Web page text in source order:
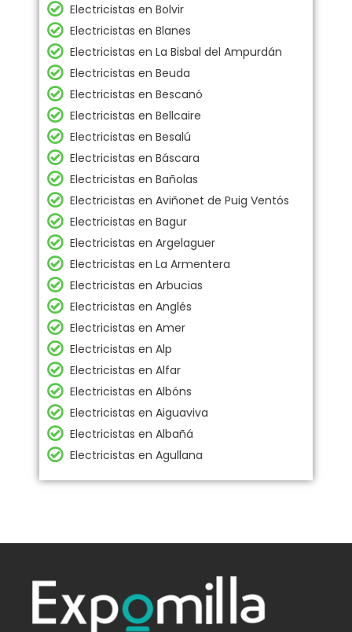
Electricistas en Bolvir
Electricistas en Blanes
Electricistas en La Bisbal del Ampurdán
Electricistas en Beuda
Electricistas en Bescanó
Electricistas en Bellcaire
Electricistas en Besalú
Electricistas en Báscara
Electricistas en Bañolas
Electricistas en Aviñonet de Puig Ventós
Electricistas en Bagur
Electricistas en Argelaguer
Electricistas en La Armentera
Electricistas en Arbucias
Electricistas en Anglés
Electricistas en Amer
Electricistas en Alp
Electricistas en Alfar
Electricistas en Albóns
Electricistas en Aiguaviva
Electricistas en Albañá
Electricistas en Agullana